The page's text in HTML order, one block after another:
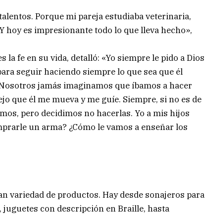
Porque mi pareja estudiaba veterinaria,
es impresionante todo lo que lleva hecho»,
fe en su vida, detalló: «Yo siempre le pido a Dios
seguir haciendo siempre lo que sea que él
jamás imaginamos que íbamos a hacer
que él me mueva y me guíe. Siempre, si no es de
pero decidimos no hacerlas. Yo a mis hijos
un arma? ¿Cómo le vamos a enseñar los
variedad de productos. Hay desde sonajeros para
con descripción en Braille, hasta